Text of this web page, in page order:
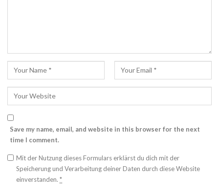
Save my name, email, and website in this browser for the next
time I comment.
Mit der Nutzung dieses Formulars erklärst du dich mit der
Speicherung und Verarbeitung deiner Daten durch diese Website
einverstanden. *